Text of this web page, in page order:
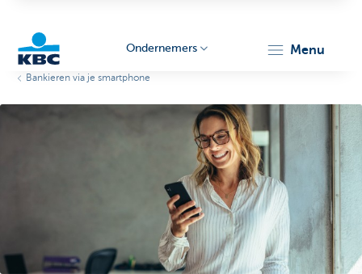
Ondernemers menu
Bankieren via je smartphone